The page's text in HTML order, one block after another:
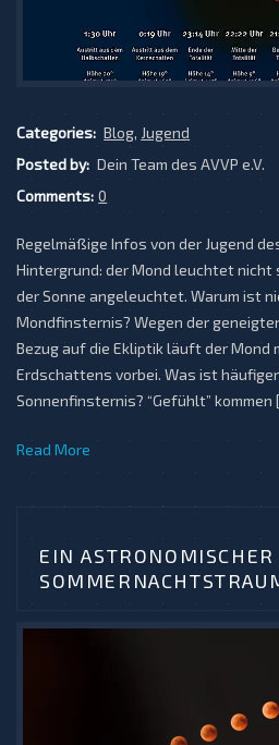
Categories: Blog, Jugend
Posted by: Dein Team des AVVP e.V.
Comments: 0
Regelmäßige Infos von der Jugend
Hintergrund: der Mond leuchtet nicht
der Sonne angeleuchtet. Warum ist
Mondfinsternis? Wegen der
Bezug auf die Ekliptik läuft der Mond
Erdschattens vorbei. Was ist
Sonnenfinsternis? “Gefühlt” kommen
Read More
EIN ASTRONOMISCHER